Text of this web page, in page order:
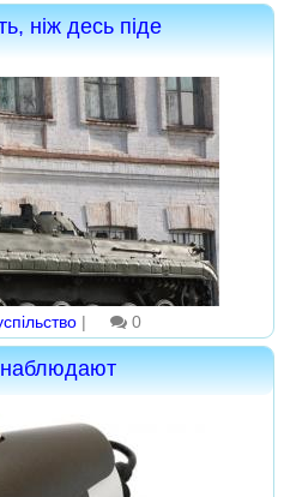
ніж десь піде
| 0